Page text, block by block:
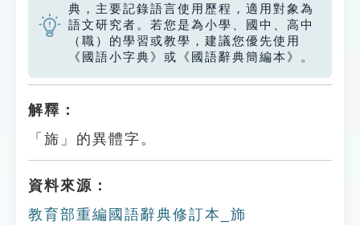
典，主要記錄語言使用歷程，適用對象為
語文研究者。若您是為小學、國中、高中
（職）的學習或教學，建議您優先使用
《國語小字典》或《國語辭典簡編本》。
解釋：
「旆」的異體字。
資料來源：
教育部重編國語辭典修訂本_斾